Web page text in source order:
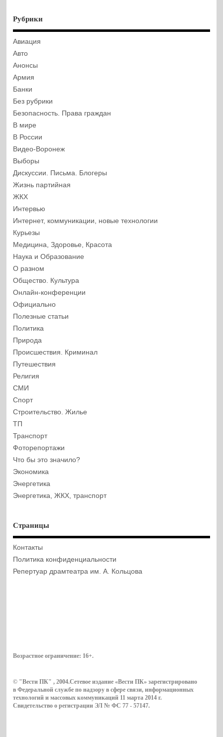
Рубрики
Авиация
Авто
Анонсы
Армия
Банки
Без рубрики
Безопасность. Права граждан
В мире
В России
Видео-Воронеж
Выборы
Дискуссии. Письма. Блогеры
Жизнь партийная
ЖКХ
Интервью
Интернет, коммуникации, новые технологии
Курьезы
Медицина, Здоровье, Красота
Наука и Образование
О разном
Общество. Культура
Онлайн-конференции
Официально
Полезные статьи
Политика
Природа
Происшествия. Криминал
Путешествия
Религия
СМИ
Спорт
Строительство. Жилье
ТП
Транспорт
Фоторепортажи
Что бы это значило?
Экономика
Энергетика
Энергетика, ЖКХ, транспорт
Страницы
Контакты
Политика конфиденциальности
Репертуар драмтеатра им. А. Кольцова
Возрастное ограничение: 16+.
© "Вести ПК" , 2004.Сетевое издание «Вести ПК» зарегистрировано
в Федеральной службе по надзору в сфере связи, информационных
технологий и массовых коммуникаций 11 марта 2014 г.
Свидетельство о регистрации ЭЛ № ФС 77 - 57147.